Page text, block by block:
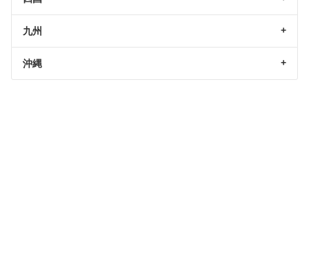
九州
沖縄